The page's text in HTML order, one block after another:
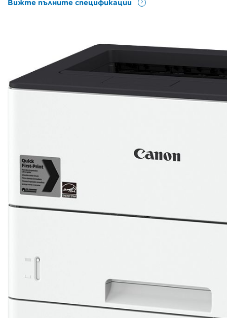
Вижте пълните спецификации